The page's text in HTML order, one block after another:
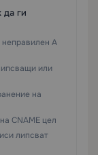
да ги
A
или
на
CNAME цел
липсват